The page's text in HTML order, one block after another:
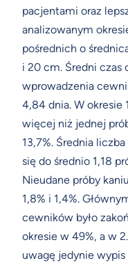
pacjentami oraz
analizowanym
pośrednich o
i 20 cm. Średni czas
wprowadzenia
4,84 dnia. W okresie
więcej niż jednej
13,7%. Średnia
się do średnio 1,18
Nieudane próby
1,8% i 1,4%.
cewników było
okresie w 49%, a w
uwagę jedynie